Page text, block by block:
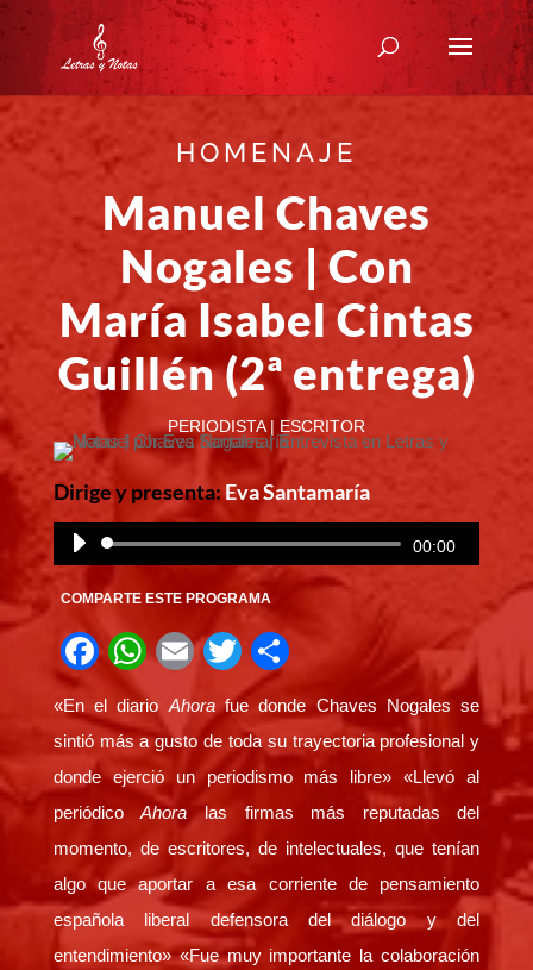
HOMENAJE
Manuel Chaves
Nogales | Con
María Isabel Cintas
Guillén (2ª entrega)
PERIODISTA | ESCRITOR
Dirige y presenta: Eva Santamaría
Reproductor
de
audio
00:00
COMPARTE ESTE PROGRAMA
F
a
c
e
b
o
o
k
W
h
at
s
A
p
p
E
m
ail
T
wi
tt
er
C
o
m
p
ar
tir
«En el diario Ahorafue donde Chaves Nogales se
sintió más a gusto de toda su trayectoria profesional y
donde ejerció un periodismo más libre» «Llevó al
periódicoAhora las firmas más reputadas del
momento, de escritores, de intelectuales, que tenían
algo que aportar a esa corriente de pensamiento
española liberal defensora del diálogo y del
entendimiento» «Fue muy importante la colaboración